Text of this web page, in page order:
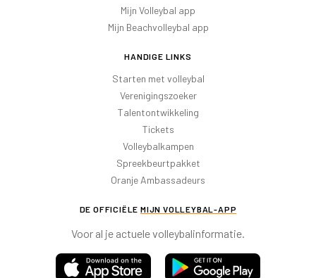
Mijn Volleybal app
Mijn Beachvolleybal app
HANDIGE LINKS
Starten met volleybal
Verenigingszoeker
Talentontwikkeling
Tickets
Volleybalkampen
Spreekbeurtpakket
Oranje Ambassadeurs
DE OFFICIËLE MIJN VOLLEYBAL-APP
Voor al je actuele volleybalinformatie.